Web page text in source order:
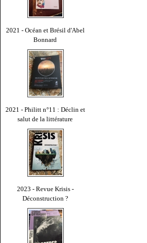
2021 - Océan et Brésil d'Abel
Bonnard
2021 - Philitt n°11 : Déclin et
salut de la littérature
2023 - Revue Krisis -
Déconstruction ?